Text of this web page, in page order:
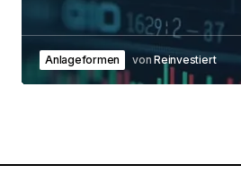
Anlageformen von Reinvestiert